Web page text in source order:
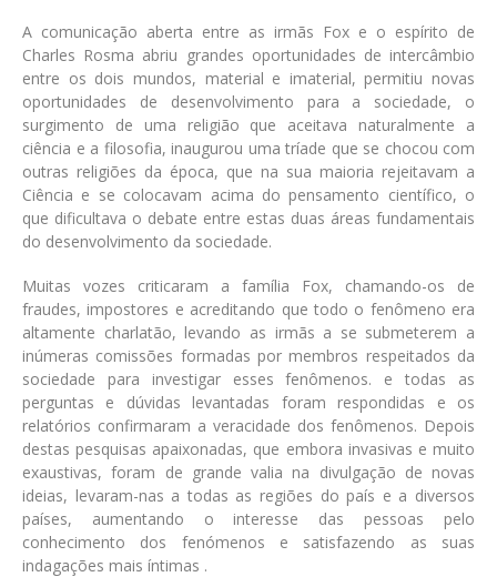
A comunicação aberta entre as irmãs Fox e o espírito de
Charles Rosma abriu grandes oportunidades de intercâmbio
entre os dois mundos, material e imaterial, permitiu novas
oportunidades de desenvolvimento para a sociedade, o
surgimento de uma religião que aceitava naturalmente a
ciência e a filosofia, inaugurou uma tríade que se chocou com
outras religiões da época, que na sua maioria rejeitavam a
Ciência e se colocavam acima do pensamento científico, o
que dificultava o debate entre estas duas áreas fundamentais
do desenvolvimento da sociedade.
Muitas vozes criticaram a família Fox, chamando-os de
fraudes, impostores e acreditando que todo o fenômeno era
altamente charlatão, levando as irmãs a se submeterem a
inúmeras comissões formadas por membros respeitados da
sociedade para investigar esses fenômenos. e todas as
perguntas e dúvidas levantadas foram respondidas e os
relatórios confirmaram a veracidade dos fenômenos. Depois
destas pesquisas apaixonadas, que embora invasivas e muito
exaustivas, foram de grande valia na divulgação de novas
ideias, levaram-nas a todas as regiões do país e a diversos
países, aumentando o interesse das pessoas pelo
conhecimento dos fenómenos e satisfazendo as suas
indagações mais íntimas .